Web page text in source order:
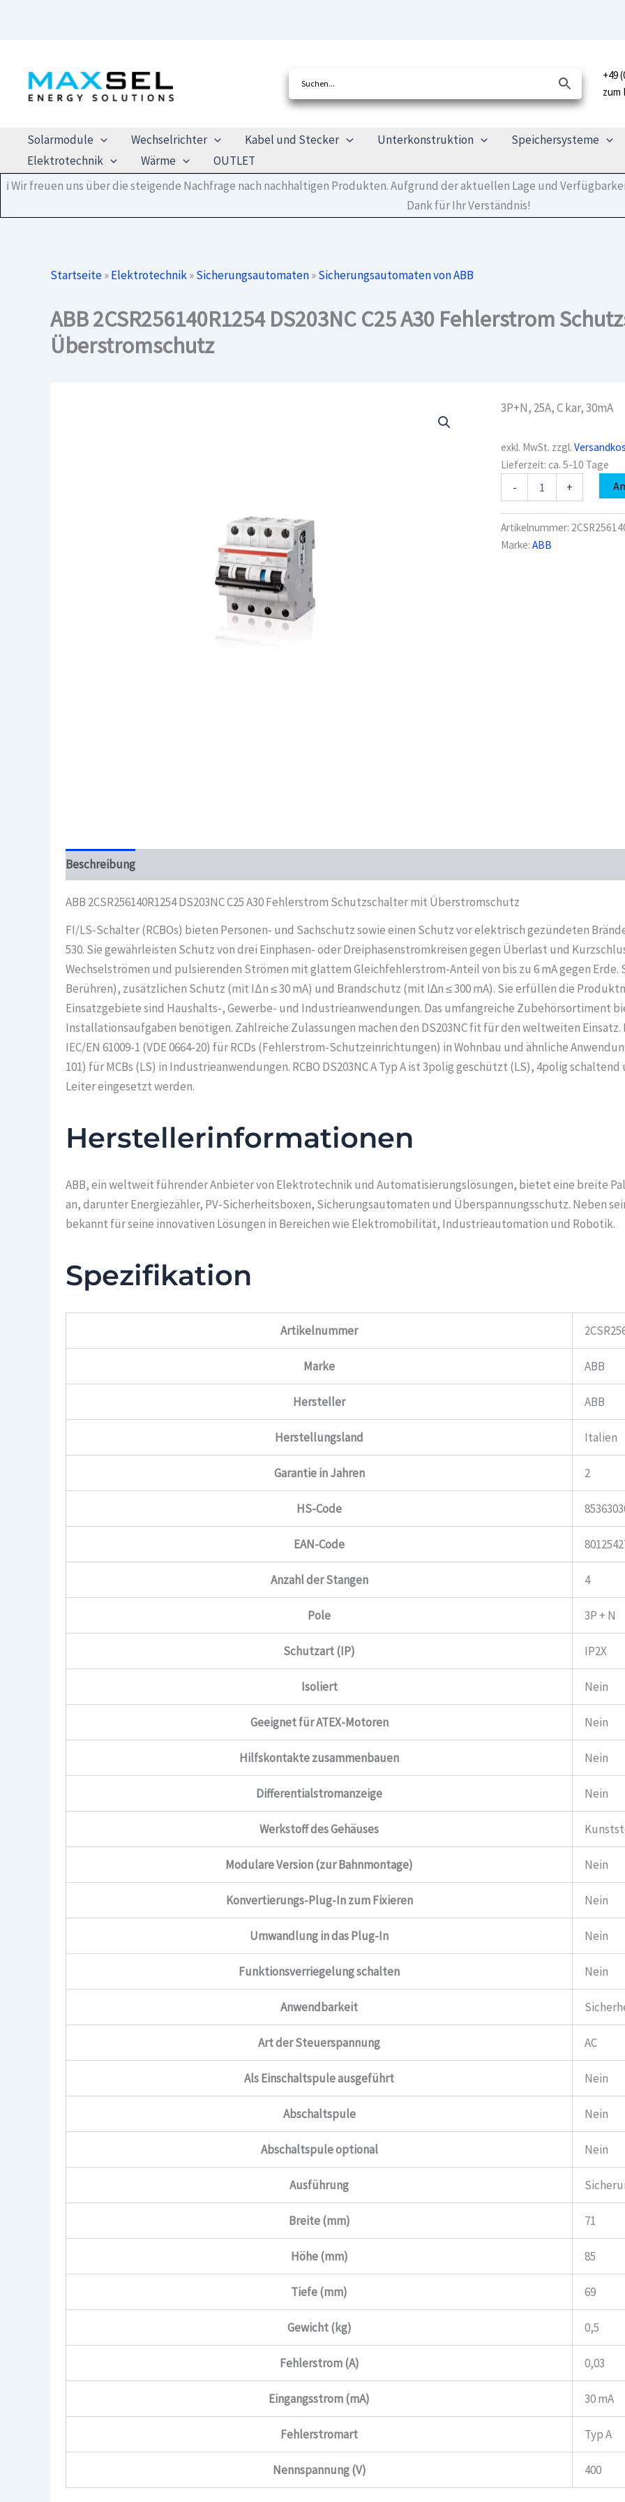
Inhalt
springen
+49
zum
Solarmodule Wechselrichter Kabel und Stecker Unterkonstruktion
Speichersysteme
Elektrotechnik
Wärme
OUTLET
ℹ️ Wir freuen uns über die steigende Nachfrage nach nachhaltigen Produkten. Aufgrund der aktuellen Lage und
Dank für Ihr Verständnis!
Startseite»Elektrotechnik»Sicherungsautomaten»Sicherungsautomaten von ABB
ABB 2CSR256140R1254 DS203NC C25 A30 Fehlerstrom
Überstromschutz
3P+N, 25A, C kar, 30mA
exkl. MwSt. zzgl.
Lieferzeit:ca. 5-10 Tage
-
2CSR256140R1254
C25
A30
Fehlerstrom
+
Artikelnummer:
Marke:ABB
Beschreibung
ABB 2CSR256140R1254 DS203NC C25 A30 Fehlerstrom Schutzschalter mit Überstromschutz
FI/LS-Schalter (RCBOs) bieten Personen- und Sachschutz sowie einen Schutz vor elektrisch gezündeten
530. Sie gewährleisten Schutz von drei Einphasen- oder Dreiphasenstromkreisen gegen Überlast und
Wechselströmen und pulsierenden Strömen mit glattem Gleichfehlerstrom-Anteil von bis zu 6 mA gegen
Berühren), zusätzlichen Schutz (mit IΔn ≤ 30 mA) und Brandschutz (mit I∆n ≤ 300 mA). Sie erfüllen die
Einsatzgebiete sind Haushalts-, Gewerbe- und Industrieanwendungen. Das umfangreiche Zubehörsortiment
Installationsaufgaben benötigen. Zahlreiche Zulassungen machen den DS203NC fit für den weltweiten Einsatz.
IEC/EN 61009-1 (VDE 0664-20) für RCDs (Fehlerstrom-Schutzeinrichtungen) in Wohnbau und ähnliche
101) für MCBs (LS) in Industrieanwendungen. RCBO DS203NC A Typ A ist 3polig geschützt (LS), 4polig
Leiter eingesetzt werden.
Herstellerinformationen
ABB, ein weltweit führender Anbieter von Elektrotechnik und Automatisierungslösungen, bietet eine breite
an, darunter Energiezähler, PV-Sicherheitsboxen, Sicherungsautomaten und Überspannungsschutz. Neben
bekannt für seine innovativen Lösungen in Bereichen wie Elektromobilität, Industrieautomation und Robotik.
Spezifikation
Artikelnummer
Marke ABB
Hersteller ABB
Herstellungsland Italien
Garantie in Jahren 2
HS-Code
EAN-Code
Anzahl der Stangen 4
Pole 3P + N
Schutzart (IP) IP2X
Isoliert Nein
Geeignet für ATEX-Motoren Nein
Hilfskontakte zusammenbauen Nein
Differentialstromanzeige Nein
Werkstoff des Gehäuses
Modulare Version (zur Bahnmontage) Nein
Konvertierungs-Plug-In zum Fixieren Nein
Umwandlung in das Plug-In Nein
Funktionsverriegelung schalten Nein
Anwendbarkeit
Art der Steuerspannung AC
Als Einschaltspule ausgeführt Nein
Abschaltspule Nein
Abschaltspule optional Nein
Ausführung
Breite (mm) 71
Höhe (mm) 85
Tiefe (mm) 69
Gewicht (kg) 0,5
Fehlerstrom (A) 0,03
Eingangsstrom (mA) 30 mA
Fehlerstromart Typ A
Nennspannung (V) 400